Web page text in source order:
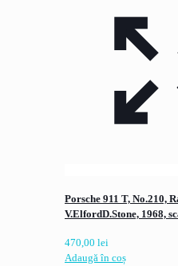
Porsche 911 T, No.210,
V.ElfordD.Stone, 1968,
470,00 lei
Adaugă în coș